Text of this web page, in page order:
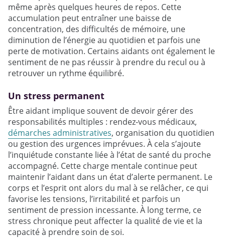
même après quelques heures de repos. Cette
accumulation peut entraîner une baisse de
concentration, des difficultés de mémoire, une
diminution de l’énergie au quotidien et parfois une
perte de motivation. Certains aidants ont également le
sentiment de ne pas réussir à prendre du recul ou à
retrouver un rythme équilibré.
Un stress permanent
Être aidant implique souvent de devoir gérer des
responsabilités multiples : rendez-vous médicaux,
démarches administratives, organisation du quotidien
ou gestion des urgences imprévues. À cela s’ajoute
l’inquiétude constante liée à l’état de santé du proche
accompagné. Cette charge mentale continue peut
maintenir l’aidant dans un état d’alerte permanent. Le
corps et l’esprit ont alors du mal à se relâcher, ce qui
favorise les tensions, l’irritabilité et parfois un
sentiment de pression incessante. À long terme, ce
stress chronique peut affecter la qualité de vie et la
capacité à prendre soin de soi.